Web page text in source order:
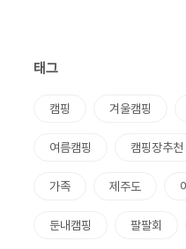
태그
캠핑 겨울캠핑
여름캠핑 캠핑장추천
가족 제주도
둔내캠핑 팔팔회